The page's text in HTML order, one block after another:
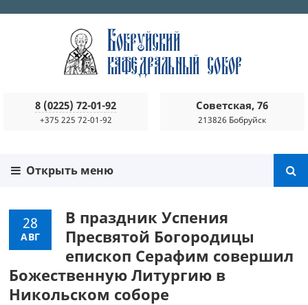
8 (0225) 72-01-92
+375 225 72-01-92
Советская, 76
213826 Бобруйск
Открыть меню
28
АВГ
В праздник Успения
Пресвятой Богородицы
епископ Серафим совершил
Божественную Литургию в
Никольском соборе